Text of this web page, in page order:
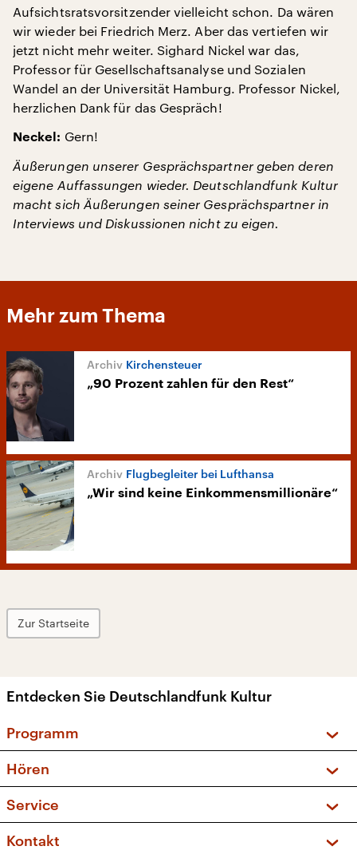
Aufsichtsratsvorsitzender vielleicht schon. Da wären
wir wieder bei Friedrich Merz. Aber das vertiefen wir
jetzt nicht mehr weiter. Sighard Nickel war das,
Professor für Gesellschaftsanalyse und Sozialen
Wandel an der Universität Hamburg. Professor Nickel,
herzlichen Dank für das Gespräch!
Neckel: Gern!
Äußerungen unserer Gesprächspartner geben deren
eigene Auffassungen wieder. Deutschlandfunk Kultur
macht sich Äußerungen seiner Gesprächspartner in
Interviews und Diskussionen nicht zu eigen.
Mehr zum Thema
Kirchensteuer
„90 Prozent zahlen für den Rest“
Flugbegleiter bei Lufthansa
„Wir sind keine Einkommensmillionäre“
Zur Startseite
Entdecken Sie Deutschlandfunk Kultur
Programm
Sendungen und Podcasts
Musikliste
Kakadu – Das Kinderprogramm
Hören
Frequenzen (UKW + DAB+)
Service
FAQ
Kontakt